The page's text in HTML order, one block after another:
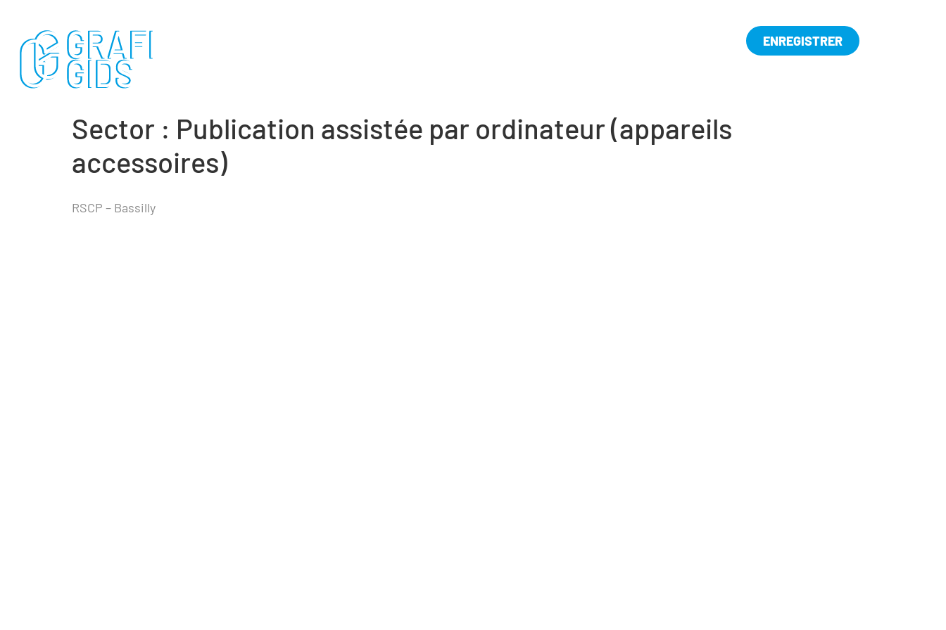
ENREGISTRER
Sector : Publication assistée par ordinateur (appareils
accessoires)
RSCP – Bassilly